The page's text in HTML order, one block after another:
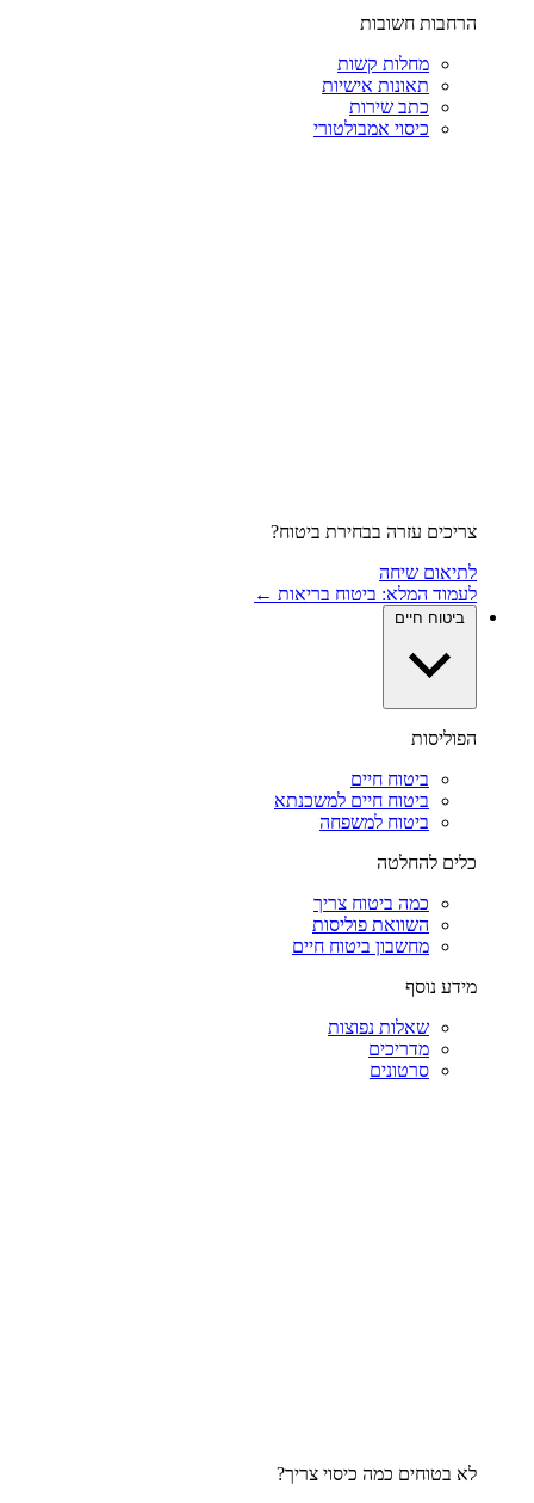
הרחבות חשובות
מחלות קשות
תאונות אישיות
כתב שירות
כיסוי אמבולטורי
צריכים עזרה בבחירת ביטוח?
לתיאום שיחה
לעמוד המלא: ביטוח בריאות ←
ביטוח חיים
הפוליסות
ביטוח חיים
ביטוח חיים למשכנתא
ביטוח למשפחה
כלים להחלטה
כמה ביטוח צריך
השוואת פוליסות
מחשבון ביטוח חיים
מידע נוסף
שאלות נפוצות
מדריכים
סרטונים
לא בטוחים כמה כיסוי צריך?